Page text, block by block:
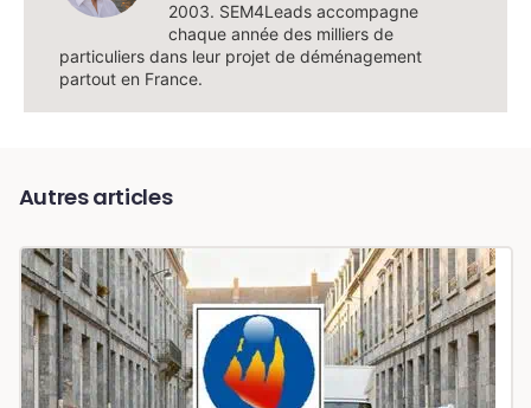
2003. SEM4Leads accompagne
chaque année des milliers de
particuliers dans leur projet de déménagement
partout en France.
Autres articles